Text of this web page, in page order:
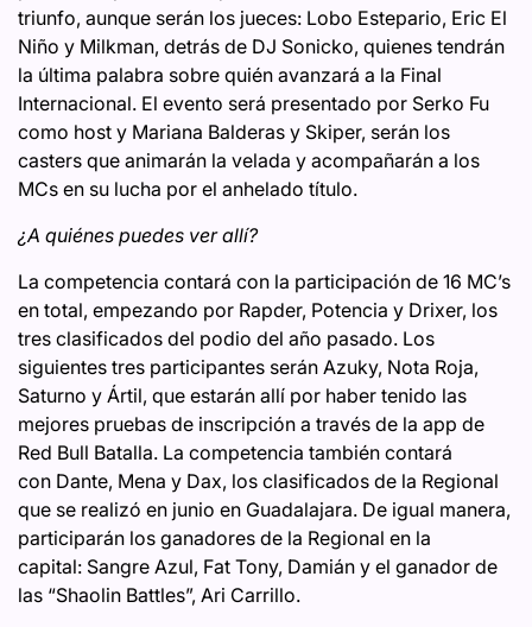
triunfo, aunque serán los jueces: Lobo Estepario, Eric El
Niño y Milkman, detrás de DJ Sonicko, quienes tendrán
la última palabra sobre quién avanzará a la Final
Internacional. El evento será presentado por Serko Fu
como host y Mariana Balderas y Skiper, serán los
casters que animarán la velada y acompañarán a los
MCs en su lucha por el anhelado título.
¿A quiénes puedes ver allí?
La competencia contará con la participación de 16 MC’s
en total, empezando por Rapder, Potencia y Drixer, los
tres clasificados del podio del año pasado. Los
siguientes tres participantes serán Azuky, Nota Roja,
Saturno y Ártil, que estarán allí por haber tenido las
mejores pruebas de inscripción a través de la app de
Red Bull Batalla. La competencia también contará
con Dante, Mena y Dax, los clasificados de la Regional
que se realizó en junio en Guadalajara. De igual manera,
participarán los ganadores de la Regional en la
capital: Sangre Azul, Fat Tony, Damián y el ganador de
las “Shaolin Battles”, Ari Carrillo.